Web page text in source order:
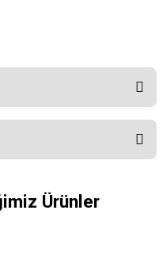
kullanarak tarafımıza
Ürünler